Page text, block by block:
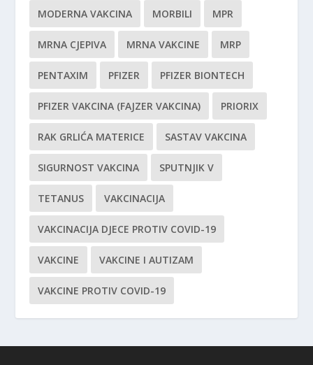
MODERNA VAKCINA MORBILI MPR
MRNA CJEPIVA MRNA VAKCINE MRP
PENTAXIM PFIZER PFIZER BIONTECH
PFIZER VAKCINA (FAJZER VAKCINA) PRIORIX
RAK GRLIĆA MATERICE SASTAV VAKCINA
SIGURNOST VAKCINA SPUTNJIK V
TETANUS VAKCINACIJA
VAKCINACIJA DJECE PROTIV COVID-19
VAKCINE VAKCINE I AUTIZAM
VAKCINE PROTIV COVID-19